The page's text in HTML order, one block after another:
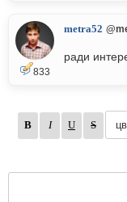
833
metra52
ради